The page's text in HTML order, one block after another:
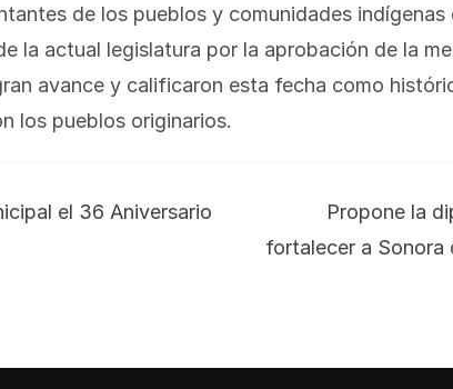
de los pueblos y comunidades
la actual legislatura por la aprobación de la
avance y calificaron esta fecha como
los pueblos originarios.
el 36 Aniversario
Propone la
fortalecer a Sonora